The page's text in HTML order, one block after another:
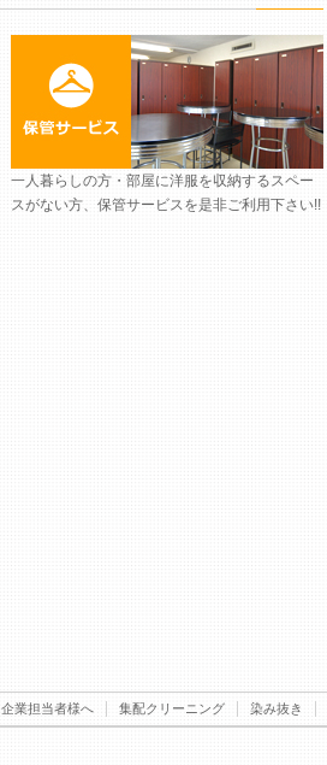
一人暮らしの方・部屋に洋服を収納するスペー
スがない方、保管サービスを是非ご利用下さい!!
企業担当者様へ 集配クリーニング 染み抜き